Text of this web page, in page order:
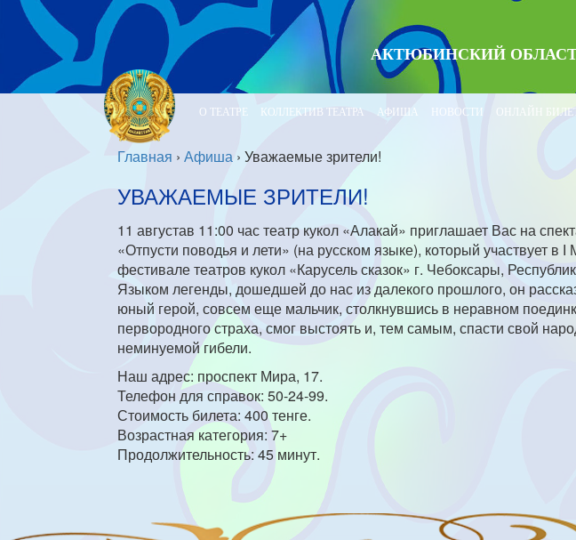
АКТЮБИНСКИЙ
О ТЕАТРЕ КОЛЛЕКТИВ ТЕАТРА АФИША НОВОСТИ ОНЛАЙН
Главная › Афиша › Уважаемые зрители!
УВАЖАЕМЫЕ ЗРИТЕЛИ!
11 августав 11:00 час театр кукол «Алакай» приглашает Вас на
«Отпусти поводья и лети» (на русском языке), который участвует в
фестивале театров кукол «Карусель сказок» г. Чебоксары,
Языком легенды, дошедшей до нас из далекого прошлого, он
юный герой, совсем еще мальчик, столкнувшись в неравном
первородного страха, смог выстоять и, тем самым, спасти свой
неминуемой гибели.
Наш адрес: проспект Мира, 17.
Телефон для справок: 50-24-99.
Стоимость билета: 400 тенге.
Возрастная категория: 7+
Продолжительность: 45 минут.